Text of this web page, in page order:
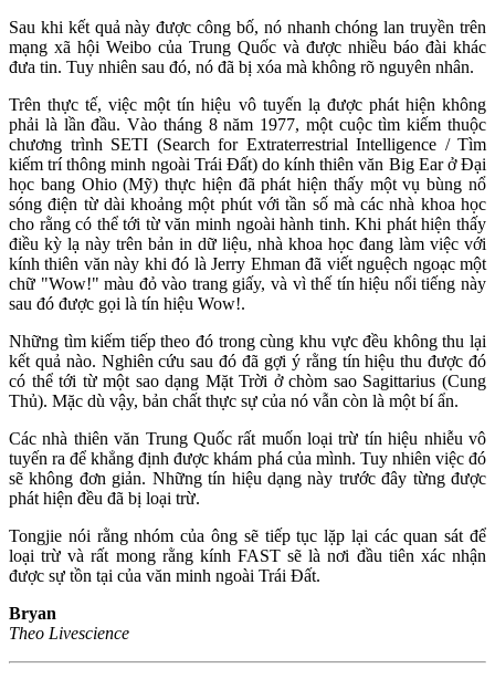
Sau khi kết quả này được công bố, nó nhanh chóng lan truyền trên
mạng xã hội Weibo của Trung Quốc và được nhiều báo đài khác
đưa tin. Tuy nhiên sau đó, nó đã bị xóa mà không rõ nguyên nhân.
Trên thực tế, việc một tín hiệu vô tuyến lạ được phát hiện không
phải là lần đầu. Vào tháng 8 năm 1977, một cuộc tìm kiếm thuộc
chương trình SETI (Search for Extraterrestrial Intelligence / Tìm
kiếm trí thông minh ngoài Trái Đất) do kính thiên văn Big Ear ở Đại
học bang Ohio (Mỹ) thực hiện đã phát hiện thấy một vụ bùng nổ
sóng điện từ dài khoảng một phút với tần số mà các nhà khoa học
cho rằng có thể tới từ văn minh ngoài hành tinh. Khi phát hiện thấy
điều kỳ lạ này trên bản in dữ liệu, nhà khoa học đang làm việc với
kính thiên văn này khi đó là Jerry Ehman đã viết nguệch ngoạc một
chữ "Wow!" màu đỏ vào trang giấy, và vì thế tín hiệu nổi tiếng này
sau đó được gọi là tín hiệu Wow!.
Những tìm kiếm tiếp theo đó trong cùng khu vực đều không thu lại
kết quả nào. Nghiên cứu sau đó đã gợi ý rằng tín hiệu thu được đó
có thể tới từ một sao dạng Mặt Trời ở chòm sao Sagittarius (Cung
Thủ). Mặc dù vậy, bản chất thực sự của nó vẫn còn là một bí ẩn.
Các nhà thiên văn Trung Quốc rất muốn loại trừ tín hiệu nhiễu vô
tuyến ra để khẳng định được khám phá của mình. Tuy nhiên việc đó
sẽ không đơn giản. Những tín hiệu dạng này trước đây từng được
phát hiện đều đã bị loại trừ.
Tongjie nói rằng nhóm của ông sẽ tiếp tục lặp lại các quan sát để
loại trừ và rất mong rằng kính FAST sẽ là nơi đầu tiên xác nhận
được sự tồn tại của văn minh ngoài Trái Đất.
Bryan
Theo Livescience